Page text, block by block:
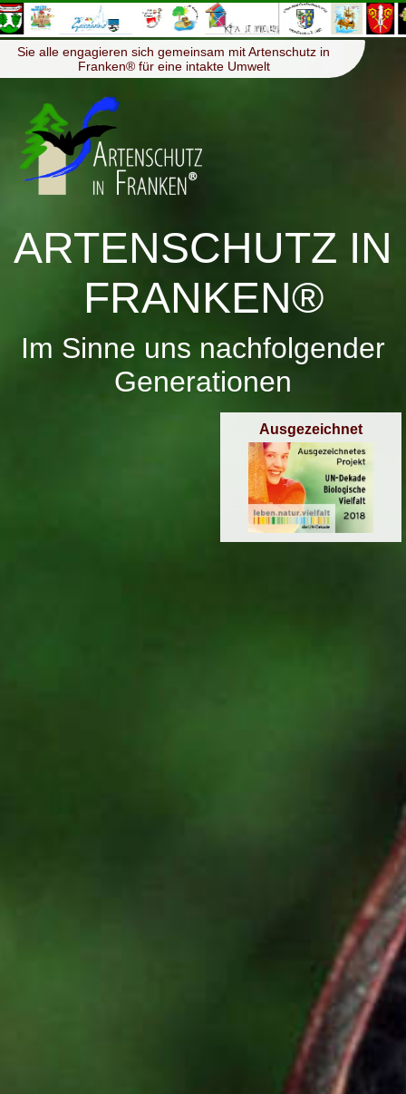
Menü ≡
Sie alle engagieren sich gemeinsam mit Artenschutz in
Franken® für eine intakte Umwelt
ARTENSCHUTZ IN
FRANKEN®
Im Sinne uns nachfolgender
Generationen
Ausgezeichnet